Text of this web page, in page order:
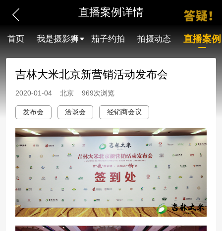
直播案例详情
首页 我是摄影狮 茄子约拍 拍摄动态 直播案例
吉林大米北京新营销活动发布会
2020-01-04 北京 969次浏览
发布会 洽谈会 经销商会议